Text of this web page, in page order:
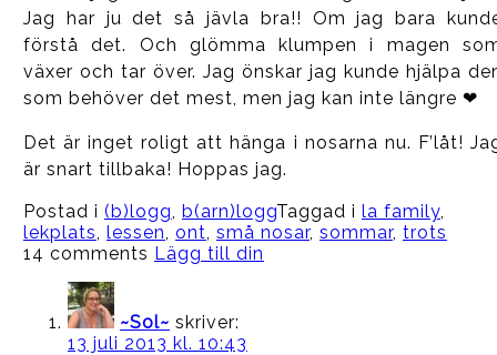
Jag har ju det så jävla bra!! Om jag bara
förstå det. Och glömma klumpen i magen
växer och tar över. Jag önskar jag kunde hjälpa
som behöver det mest, men jag kan inte längre ❤
Det är inget roligt att hänga i nosarna nu. F’låt!
är snart tillbaka! Hoppas jag.
Postad i (b)logg, b(arn)loggTaggad i la family,
lekplats, lessen, ont, små nosar, sommar, trots
14 comments Lägg till din
~Sol~ skriver:
13 juli 2013 kl. 10:43